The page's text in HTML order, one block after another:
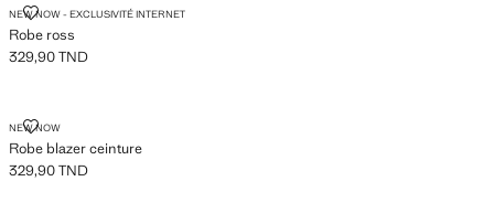
NEW NOW - EXCLUSIVITÉ INTERNET
Robe ross
ROBE ROSS
Prix actuel [329,90 TND ]
329,90 TND
NEW NOW
Robe blazer ceinture
ROBE BLAZER CEINTURE
Prix actuel [329,90 TND ]
329,90 TND